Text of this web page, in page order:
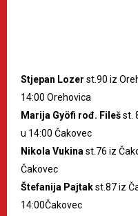
Stjepan Lozer st.90 iz
14:00 Orehovica
Marija Gyöfi rođ. Filešst.
u 14:00 Čakovec
Nikola Vukina st.76 iz
Čakovec
Štefanija Pajtakst.87 iz
14:00Čakovec